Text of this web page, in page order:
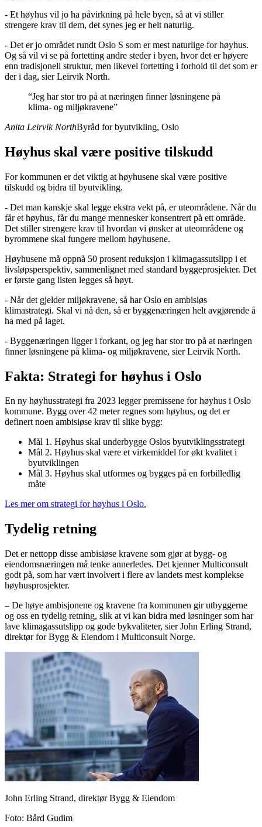
- Et høyhus vil jo ha påvirkning på hele byen, så at vi stiller
strengere krav til dem, det synes jeg er helt naturlig.
- Det er jo området rundt Oslo S som er mest naturlige for høyhus.
Og så vil vi se på fortetting andre steder i byen, hvor det er høyere
enn tradisjonell struktur, men likevel fortetting i forhold til det som er
der i dag, sier Leirvik North.
“Jeg har stor tro på at næringen finner løsningene på
klima- og miljøkravene”
Anita Leirvik NorthByråd for byutvikling, Oslo
Høyhus skal være positive tilskudd
For kommunen er det viktig at høyhusene skal være positive
tilskudd og bidra til byutvikling.
- Det man kanskje skal legge ekstra vekt på, er uteområdene. Når du
får et høyhus, får du mange mennesker konsentrert på ett område.
Det stiller strengere krav til hvordan vi ønsker at uteområdene og
byrommene skal fungere mellom høyhusene.
Høyhusene må oppnå 50 prosent reduksjon i klimagassutslipp i et
livsløpsperspektiv, sammenlignet med standard byggeprosjekter. Det
er første gang listen legges så høyt.
- Når det gjelder miljøkravene, så har Oslo en ambisiøs
klimastrategi. Skal vi nå den, så er byggenæringen helt avgjørende å
ha med på laget.
- Byggenæringen ligger i forkant, og jeg har stor tro på at næringen
finner løsningene på klima- og miljøkravene, sier Leirvik North.
Fakta: Strategi for høyhus i Oslo
En ny høyhusstrategi fra 2023 legger premissene for høyhus i Oslo
kommune. Bygg over 42 meter regnes som høyhus, og det er
definert noen ambisiøse krav til slike bygg:
Mål 1. Høyhus skal underbygge Oslos byutviklingsstrategi
Mål 2. Høyhus skal være et virkemiddel for økt kvalitet i
byutviklingen
Mål 3. Høyhus skal utformes og bygges på en forbilledlig
måte
Les mer om strategi for høyhus i Oslo.
Tydelig retning
Det er nettopp disse ambisiøse kravene som gjør at bygg- og
eiendomsnæringen må tenke annerledes. Det kjenner Multiconsult
godt på, som har vært involvert i flere av landets mest komplekse
høyhusprosjekter.
– De høye ambisjonene og kravene fra kommunen gir utbyggerne
og oss en tydelig retning, slik at vi kan bidra med løsninger som har
lave klimagassutslipp og gode bykvaliteter, sier John Erling Strand,
direktør for Bygg & Eiendom i Multiconsult Norge.
John Erling Strand, direktør Bygg & Eiendom
Foto: Bård Gudim